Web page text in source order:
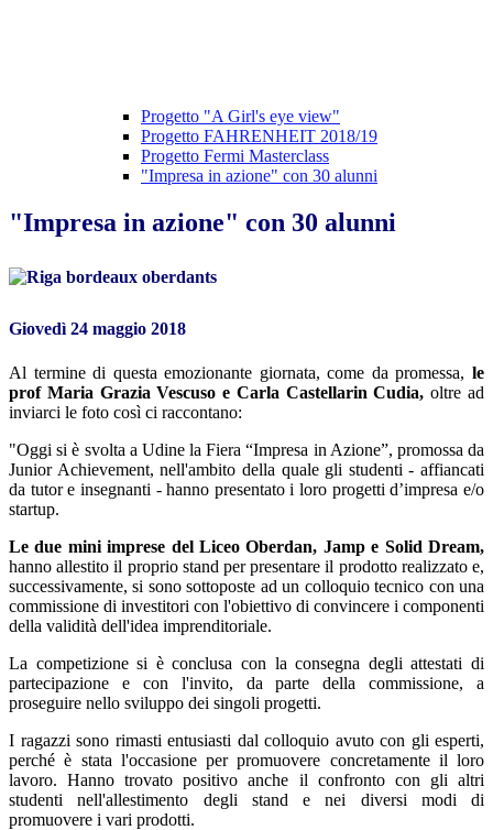
Progetto "A Girl's eye view"
Progetto FAHRENHEIT 2018/19
Progetto Fermi Masterclass
"Impresa in azione" con 30 alunni
"Impresa in azione" con 30 alunni
Giovedì 24 maggio 2018
Al termine di questa emozionante giornata, come da promessa, le
prof Maria Grazia Vescuso e Carla Castellarin Cudia, oltre ad
inviarci le foto così ci raccontano:
"Oggi si è svolta a Udine la Fiera “Impresa in Azione”, promossa da
Junior Achievement, nell'ambito della quale gli studenti - affiancati
da tutor e insegnanti - hanno presentato i loro progetti d’impresa e/o
startup.
Le due mini imprese del Liceo Oberdan, Jamp e Solid Dream,
hanno allestito il proprio stand per presentare il prodotto realizzato e,
successivamente, si sono sottoposte ad un colloquio tecnico con una
commissione di investitori con l'obiettivo di convincere i componenti
della validità dell'idea imprenditoriale.
La competizione si è conclusa con la consegna degli attestati di
partecipazione e con l'invito, da parte della commissione, a
proseguire nello sviluppo dei singoli progetti.
I ragazzi sono rimasti entusiasti dal colloquio avuto con gli esperti,
perché è stata l'occasione per promuovere concretamente il loro
lavoro. Hanno trovato positivo anche il confronto con gli altri
studenti nell'allestimento degli stand e nei diversi modi di
promuovere i vari prodotti.